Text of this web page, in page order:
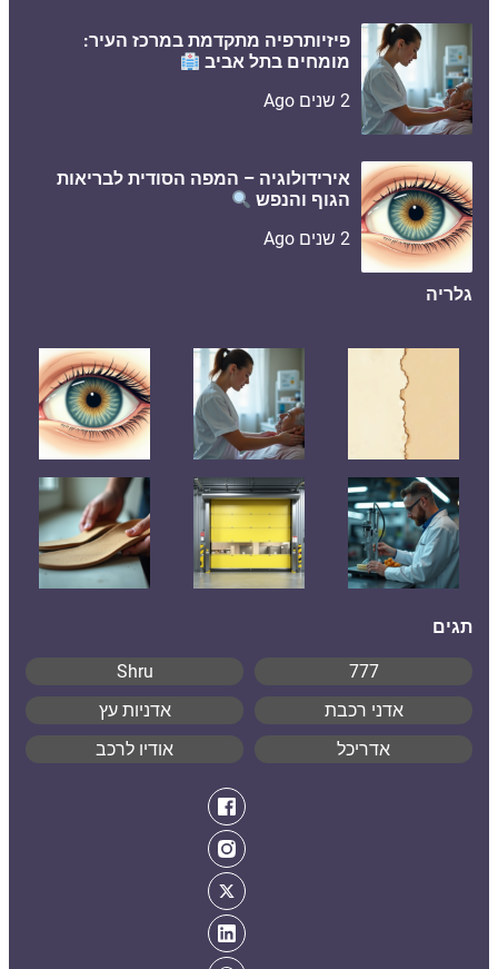
פיזיותרפיה מתקדמת במרכז העיר:
מומחים בתל אביב
2 שנים Ago
אירידולוגיה – המפה הסודית לבריאות
הגוף והנפש
2 שנים Ago
גלריה
תגים
777
Shru
אדני רכבת
אדניות עץ
אדריכל
אודיו לרכב